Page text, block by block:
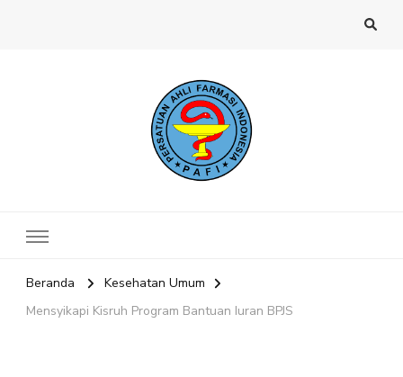
Beranda
Kesehatan Umum
Mensyikapi Kisruh Program Bantuan Iuran BPJS